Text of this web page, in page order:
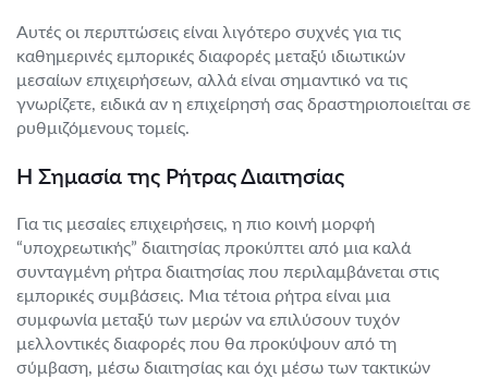
Αυτές οι περιπτώσεις είναι λιγότερο συχνές για τις
καθημερινές εμπορικές διαφορές μεταξύ ιδιωτικών
μεσαίων επιχειρήσεων, αλλά είναι σημαντικό να τις
γνωρίζετε, ειδικά αν η επιχείρησή σας δραστηριοποιείται σε
ρυθμιζόμενους τομείς.
Η Σημασία της Ρήτρας Διαιτησίας
Για τις μεσαίες επιχειρήσεις, η πιο κοινή μορφή
“υποχρεωτικής” διαιτησίας προκύπτει από μια καλά
συνταγμένη ρήτρα διαιτησίας που περιλαμβάνεται στις
εμπορικές συμβάσεις. Μια τέτοια ρήτρα είναι μια
συμφωνία μεταξύ των μερών να επιλύσουν τυχόν
μελλοντικές διαφορές που θα προκύψουν από τη
σύμβαση, μέσω διαιτησίας και όχι μέσω των τακτικών